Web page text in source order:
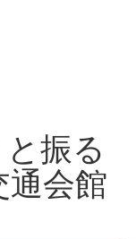
振る
会館